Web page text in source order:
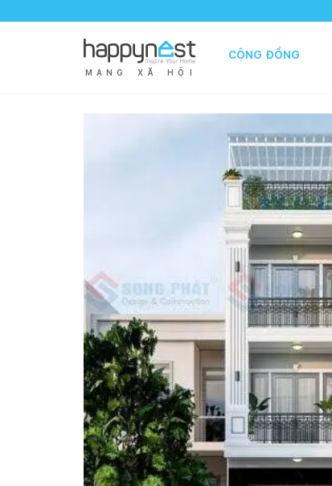
M Ạ N G X Ã H Ộ I
CỘNG ĐỒNG